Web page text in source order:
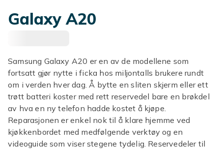
Galaxy A20
Samsung Galaxy A20 er en av de modellene som
fortsatt gjør nytte i ficka hos miljontalls brukere rundt
om i verden hver dag. Å bytte en sliten skjerm eller ett
trøtt batteri koster med rett reservedel bare en brøkdel
av hva en ny telefon hadde kostet å kjøpe.
Reparasjonen er enkel nok til å klare hjemme ved
kjøkkenbordet med medfølgende verktøy og en
videoguide som viser stegene tydelig. Reservedeler til